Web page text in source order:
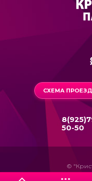
СХЕМА
50-50
©